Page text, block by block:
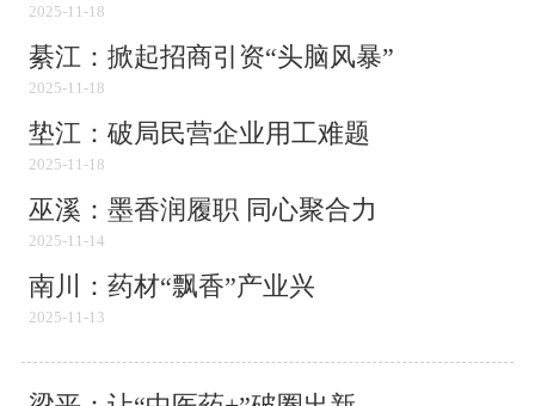
2025-11-18
綦江：掀起招商引资“头脑风暴”
2025-11-18
垫江：破局民营企业用工难题
2025-11-18
巫溪：墨香润履职 同心聚合力
2025-11-14
南川：药材“飘香”产业兴
2025-11-13